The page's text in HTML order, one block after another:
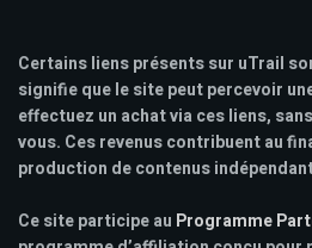
Certains liens présents sur uTrail
signifie que le site peut percevoir
effectuez un achat via ces liens,
vous. Ces revenus contribuent au
production de contenus
Ce site participe au Programme